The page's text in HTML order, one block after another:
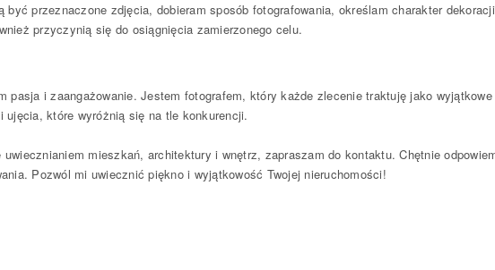
przeznaczone zdjęcia, dobieram sposób fotografowania, określam charakter
przyczynią się do osiągnięcia zamierzonego celu.
pasja i zaangażowanie. Jestem fotografem, który każde zlecenie traktuję jako
które wyróżnią się na tle konkurencji.
mieszkań, architektury i wnętrz, zapraszam do kontaktu. Chętnie
Pozwól mi uwiecznić piękno i wyjątkowość Twojej nieruchomości!